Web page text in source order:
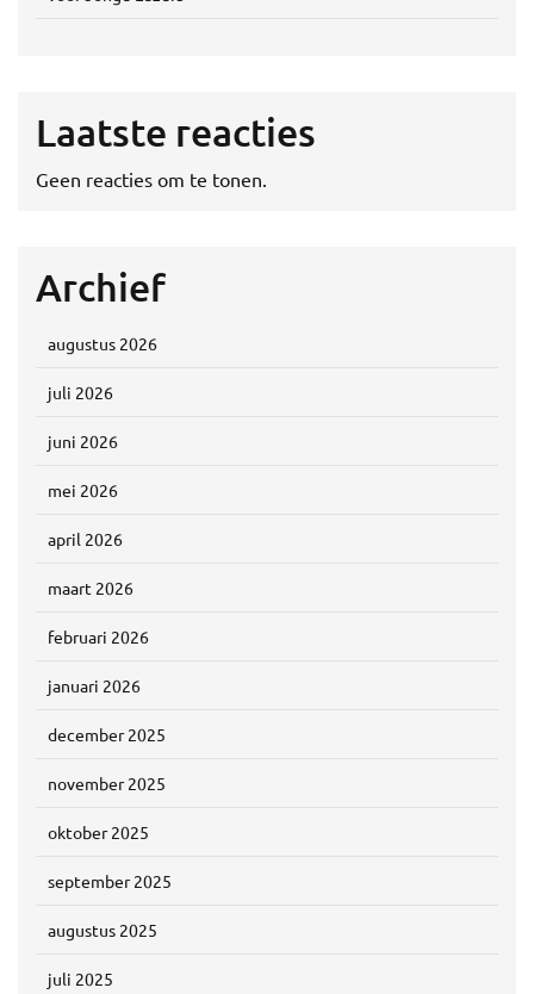
Laatste reacties
Geen reacties om te tonen.
Archief
augustus 2026
juli 2026
juni 2026
mei 2026
april 2026
maart 2026
februari 2026
januari 2026
december 2025
november 2025
oktober 2025
september 2025
augustus 2025
juli 2025